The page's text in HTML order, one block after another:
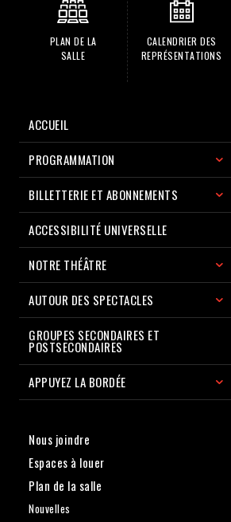
PLAN DE LA
SALLE
CALENDRIER DES
REPRÉSENTATIONS
ACCUEIL
PROGRAMMATION
BILLETTERIE ET ABONNEMENTS
ACCESSIBILITÉ UNIVERSELLE
NOTRE THÉÂTRE
AUTOUR DES SPECTACLES
GROUPES SECONDAIRES ET
POSTSECONDAIRES
APPUYEZ LA BORDÉE
Nous joindre
Espaces à louer
Plan de la salle
Nouvelles